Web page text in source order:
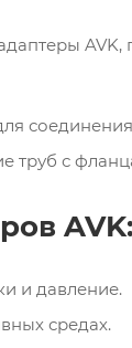
с
AVK:
и давление.
средах.